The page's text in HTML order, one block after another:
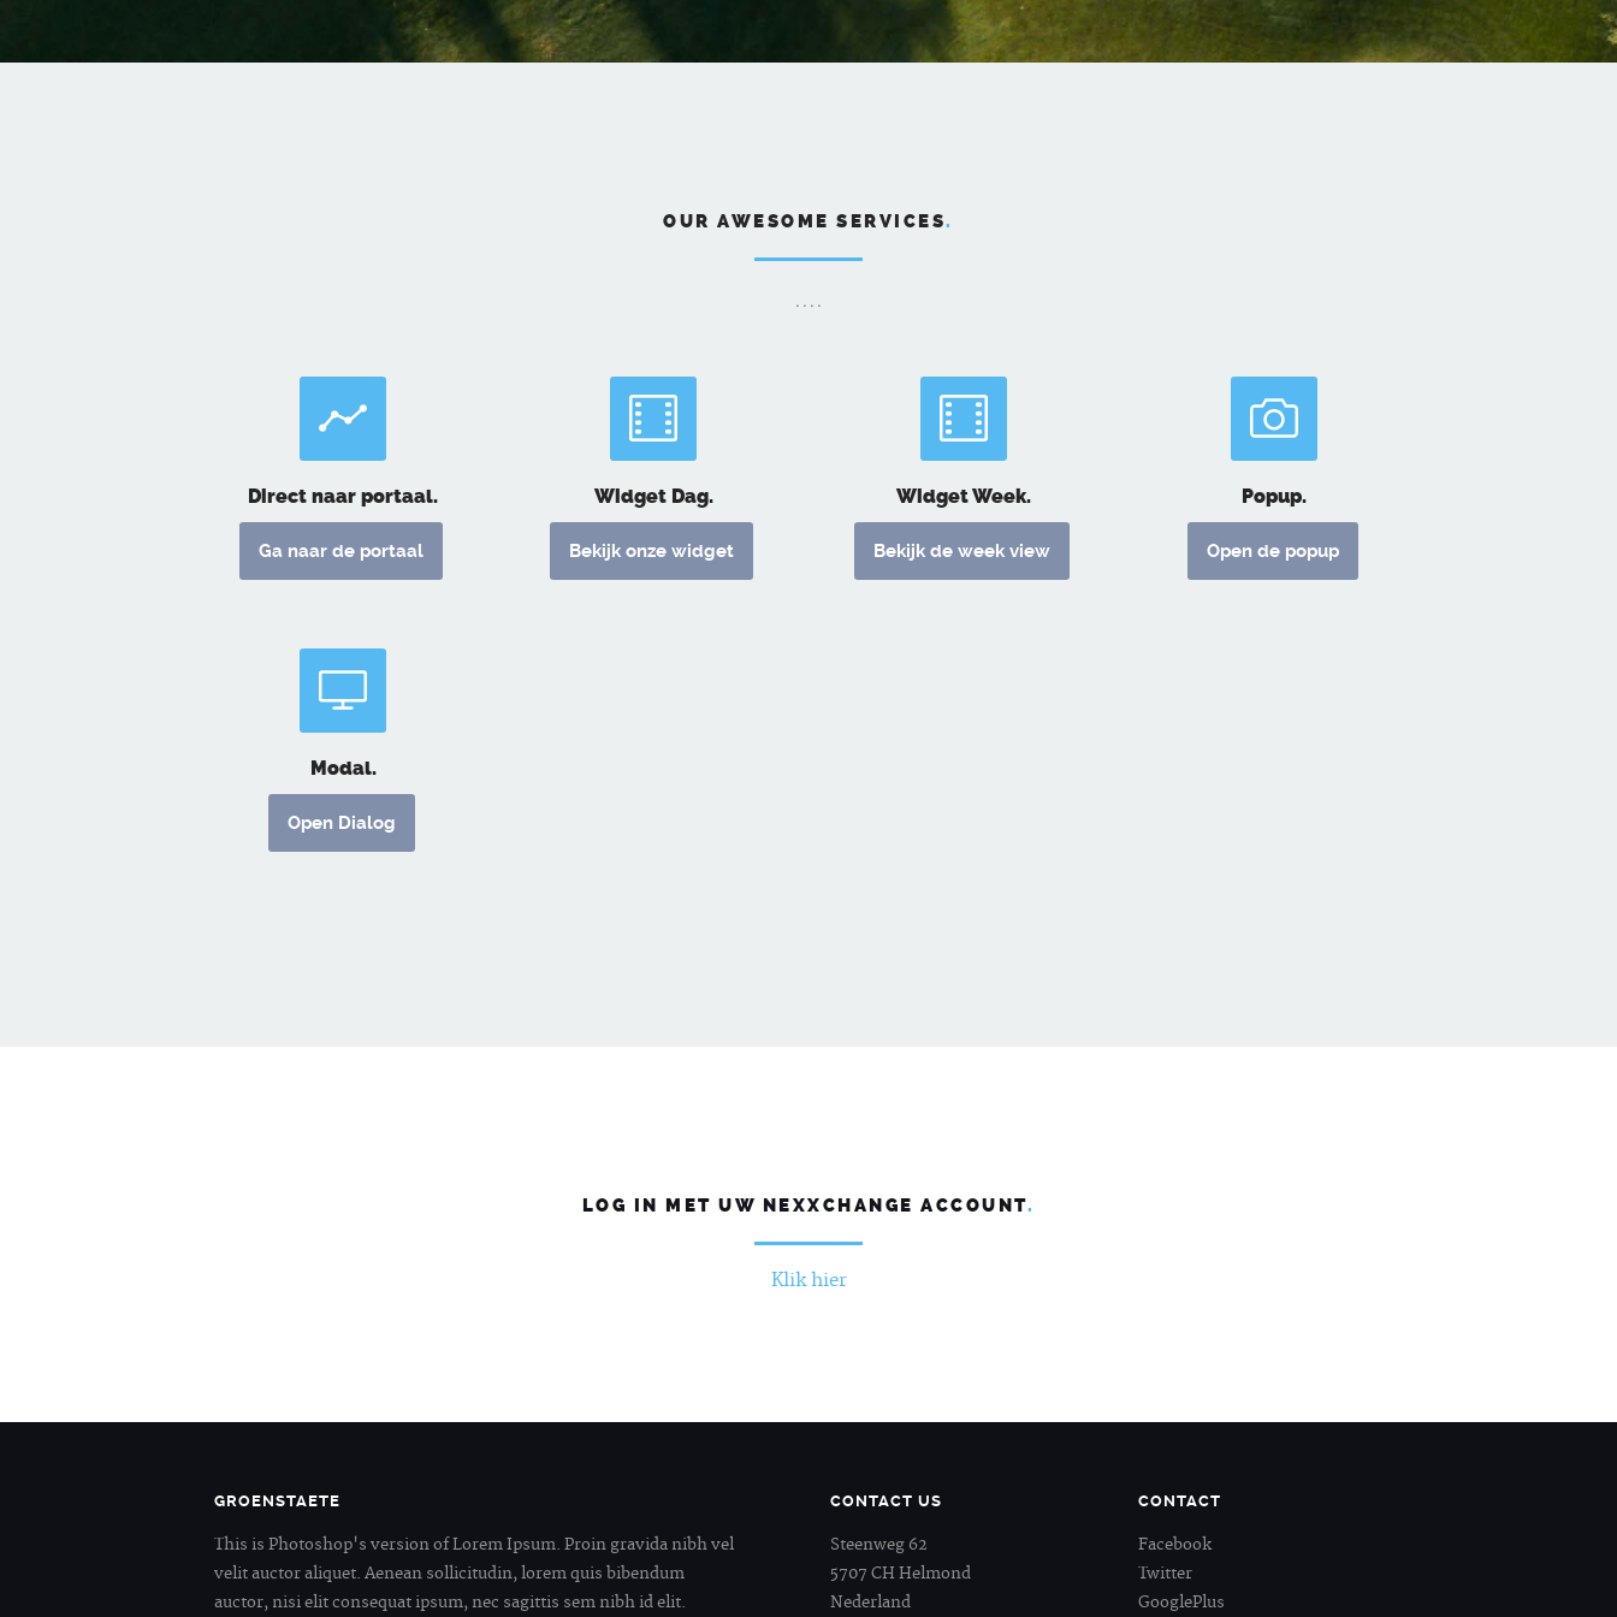
OUR AWESOME SERVICES.
....
Direct naar portaal.
Ga naar de portaal
Widget Dag.
Bekijk onze widget
Widget Week.
Bekijk de week view
Popup.
Open de popup
Modal.
Open Dialog
LOG IN MET UW NEXXCHANGE ACCOUNT.
Klik hier
GROENSTAETE
This is Photoshop's version of Lorem Ipsum. Proin gravida nibh vel
velit auctor aliquet. Aenean sollicitudin, lorem quis bibendum
auctor, nisi elit consequat ipsum, nec sagittis sem nibh id elit.
CONTACT US
Steenweg 62
5707 CH Helmond
Nederland
CONTACT
Facebook
Twitter
GooglePlus